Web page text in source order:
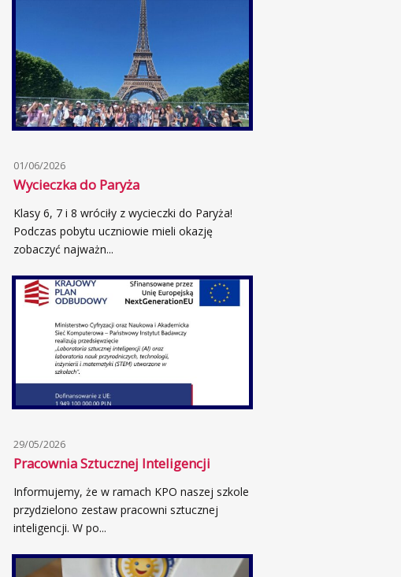
01/06/2026
Wycieczka do Paryża
Klasy 6, 7 i 8 wróciły z wycieczki do Paryża!
Podczas pobytu uczniowie mieli okazję
zobaczyć najważn...
29/05/2026
Pracownia Sztucznej Inteligencji
Informujemy, że w ramach KPO naszej szkole
przydzielono zestaw pracowni sztucznej
inteligencji. W po...